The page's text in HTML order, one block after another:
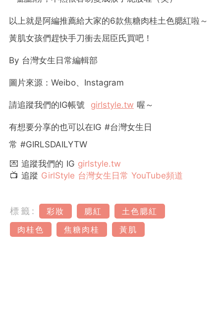
以上就是阿編推薦給大家的6款焦糖肉桂土色腮紅啦～
黃肌女孩們趕快手刀衝去屈臣氏買吧！
By 台灣女生日常編輯部
圖片來源：Weibo、Instagram
請追蹤我們的IG帳號 girlstyle.tw 喔～
有想要分享的也可以在IG #台灣女生日
常 #GIRLSDAILYTW
💌 追蹤我們的 IG girlstyle.tw
📺 追蹤 GirlStyle 台灣女生日常 YouTube頻道
標籤: 彩妝 腮紅
土色腮紅
肉桂色
焦糖肉桂 黃肌